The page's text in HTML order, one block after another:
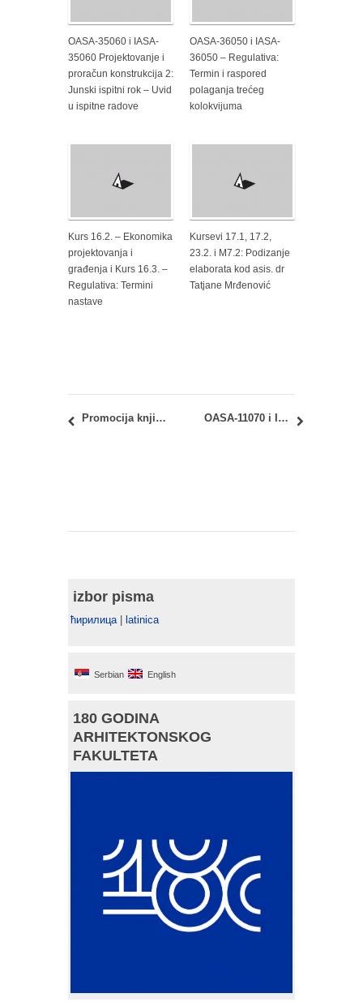
OASA-35060 i IASA-
35060 Projektovanje i
proračun konstrukcija 2:
Junski ispitni rok – Uvid
u ispitne radove
OASA-36050 i IASA-
36050 – Regulativa:
Termin i raspored
polaganja trećeg
kolokvijuma
Kurs 16.2. – Ekonomika
projektovanja i
građenja i Kurs 16.3. –
Regulativa: Termini
nastave
Kursevi 17.1, 17.2,
23.2. i M7.2: Podizanje
elaborata kod asis. dr
Tatjane Mrđenović
Promocija knjige: ARHITEKTA NIKOLA DOBROVIĆ: Život, delo i doba kome je pripadao OASA-11070 i IASA-11070: Geometrija oblika 1 obaveštenje
izbor pisma
ћирилица| latinica
Serbian English
180 GODINA
ARHITEKTONSKOG
FAKULTETA